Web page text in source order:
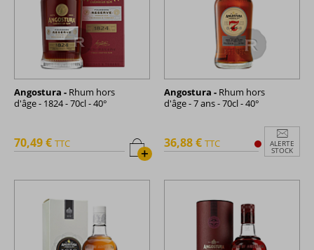
Angostura - Rhum hors
d'âge - 1824 - 70cl - 40°
+
70,49 € TTC
Angostura - Rhum hors
d'âge - 7 ans - 70cl - 40°
ALERTE
STOCK
36,88 € TTC